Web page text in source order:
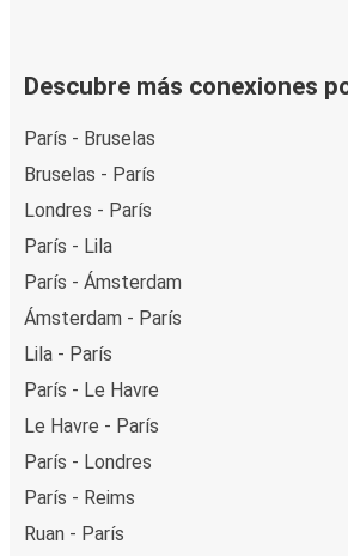
Descubre más conexiones
París - Bruselas
Bruselas - París
Londres - París
París - Lila
París - Ámsterdam
Ámsterdam - París
Lila - París
París - Le Havre
Le Havre - París
París - Londres
París - Reims
Ruan - París